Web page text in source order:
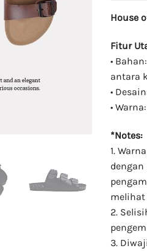
House
Fitur
•
antara
•
•
*Notes:
1.
dengan
melihat
2.
3.